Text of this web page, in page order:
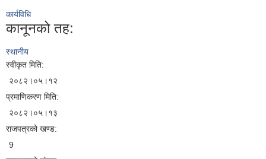
कार्यविधि
कानूनको तह:
स्थानीय
स्वीकृत मिति:
२०८२।०५।१२
प्रमाणिकरण मिति:
२०८२।०५।१३
राजपत्रको खण्ड:
9